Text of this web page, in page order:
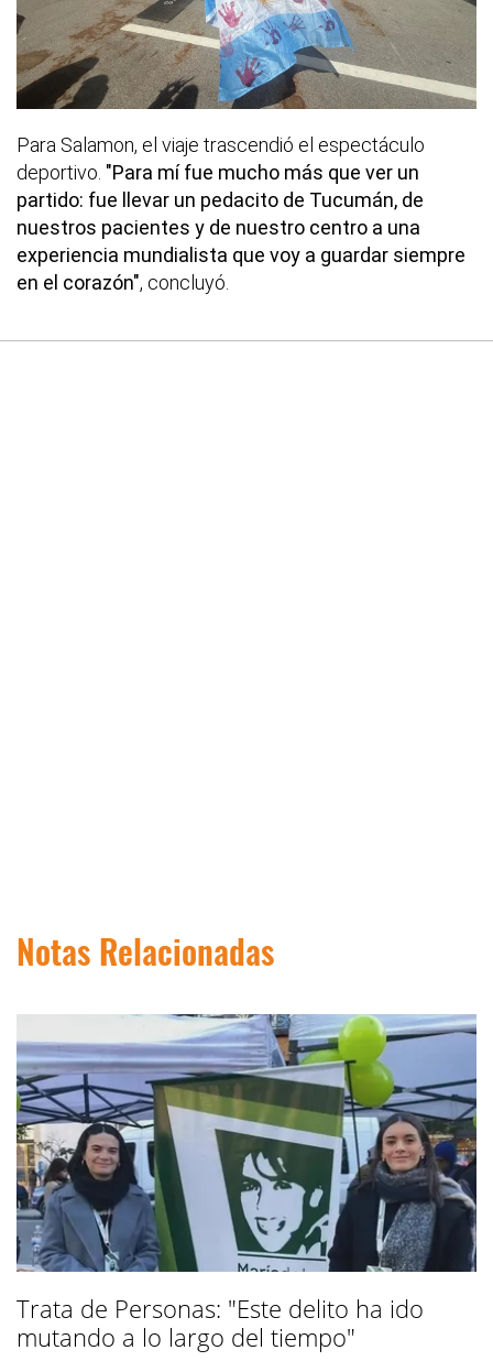
Para Salamon, el viaje trascendió el espectáculo
deportivo. "Para mí fue mucho más que ver un
partido: fue llevar un pedacito de Tucumán, de
nuestros pacientes y de nuestro centro a una
experiencia mundialista que voy a guardar siempre
en el corazón", concluyó.
Notas Relacionadas
Trata de Personas: "Este delito ha ido
mutando a lo largo del tiempo"